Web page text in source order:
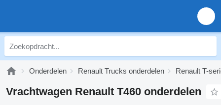
Onderdelen Renault Trucks onderdelen Renault T-
Vrachtwagen Renault T460 onderdelen